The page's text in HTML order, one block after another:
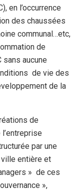
en l’occurrence
des chaussées
communal…etc,
de
sans aucune
de vie des
de la
de
par une
entière et
» de ces
»,